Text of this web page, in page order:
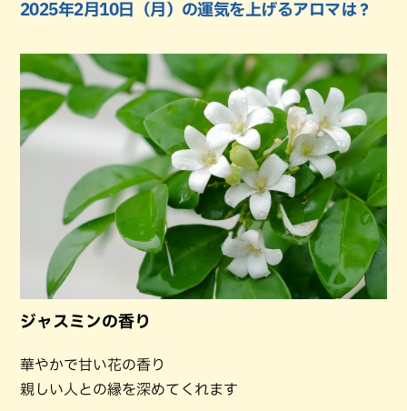
2025年2月10日（月）の運気を上げるアロマは？
ジャスミンの香り
華やかで甘い花の香り
親しい人との縁を深めてくれます